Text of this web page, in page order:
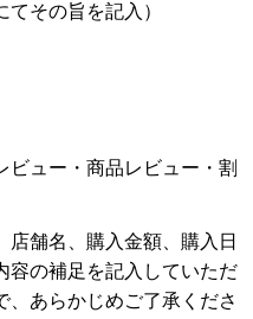
てその旨を記入）
ビュー・商品レビュー・割
舗名、購入金額、購入日
容の補足を記入していただ
、あらかじめご了承くださ